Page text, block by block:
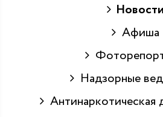
Новости
Афиша
Надзорные
Антинаркотическая